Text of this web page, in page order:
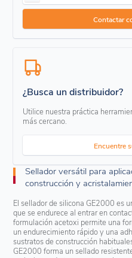
Contactar
¿Busca un distribuidor?
Utilice nuestra práctica
más cercano.
Encuentre
Sellador versátil para
construcción y
El sellador de silicona GE2000 es
que se endurece al entrar en
formulación acetoxi permite una
un endurecimiento rápido y una
sustratos de construcción
GE2000 forma un sellado